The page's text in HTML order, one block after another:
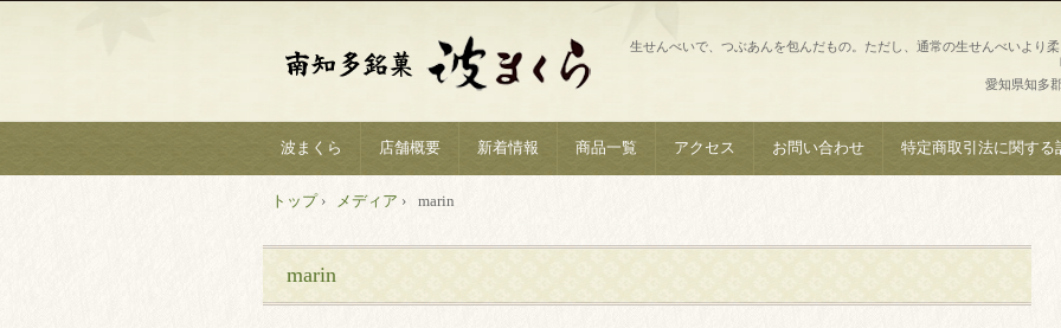
生せんべいで、つぶあんを包んだもの。ただし、通常の生せんべいより
愛知県知多
波まくら 店舗概要 新着情報 商品一覧 アクセス お問い合わせ 特定商取引法に関する
トップ› メディア › marin
marin